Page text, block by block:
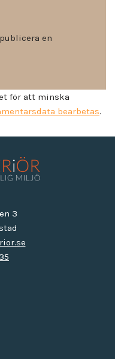
en
för att minska
bearbetas.
3